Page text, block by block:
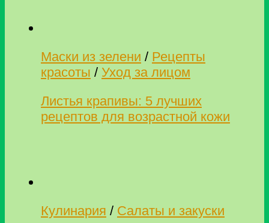
Маски из зелени / Рецепты
красоты / Уход за лицом
Листья крапивы: 5 лучших
рецептов для возрастной кожи
Кулинария / Салаты и закуски